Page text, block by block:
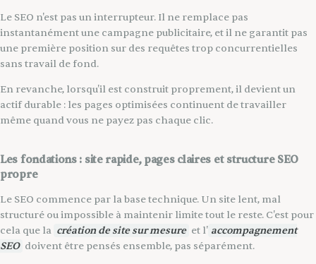
Le SEO n'est pas un interrupteur. Il ne remplace pas
instantanément une campagne publicitaire, et il ne garantit pas
une première position sur des requêtes trop concurrentielles
sans travail de fond.
En revanche, lorsqu'il est construit proprement, il devient un
actif durable : les pages optimisées continuent de travailler
même quand vous ne payez pas chaque clic.
Les fondations : site rapide, pages claires et structure SEO
propre
Le SEO commence par la base technique. Un site lent, mal
structuré ou impossible à maintenir limite tout le reste. C'est pour
cela que la création de site sur mesure et l' accompagnement
SEO doivent être pensés ensemble, pas séparément.